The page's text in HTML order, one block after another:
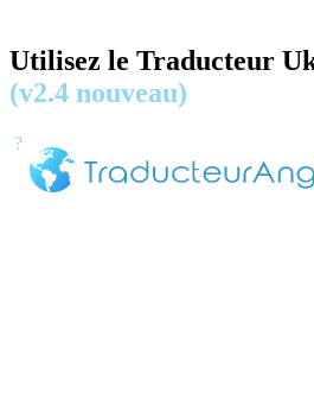
Utilisez le Traducteur
(v2.4 nouveau)
?